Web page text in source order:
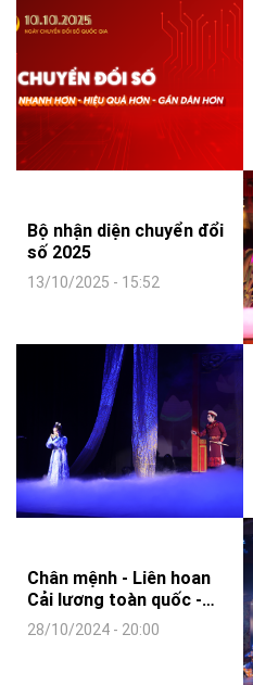
Bộ nhận diện chuyển đổi
số 2025
13/10/2025 - 15:52
Chân mệnh - Liên hoan
Cải lương toàn quốc -
2024 - Hội Văn học nghệ
thuật tỉnh Vĩnh Long
28/10/2024 - 20:00